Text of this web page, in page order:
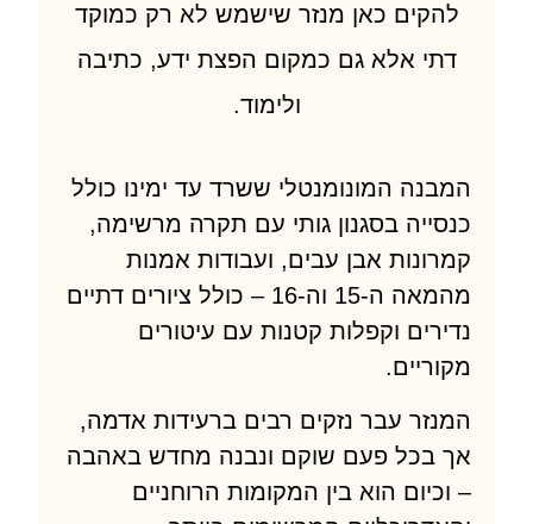
כאן מנזר שישמש לא רק כמוקד
אלא גם כמקום הפצת ידע, כתיבה
המונומנטלי ששרד עד ימינו כולל
בסגנון גותי עם תקרה מרשימה,
אבן עבים, ועבודות אמנות
מהמאה ה-15 וה-16 – כולל ציורים דתיים
וקפלות קטנות עם עיטורים
עבר נזקים רבים ברעידות אדמה,
בכל פעם שוקם ונבנה מחדש באהבה
הוא בין המקומות הרוחניים